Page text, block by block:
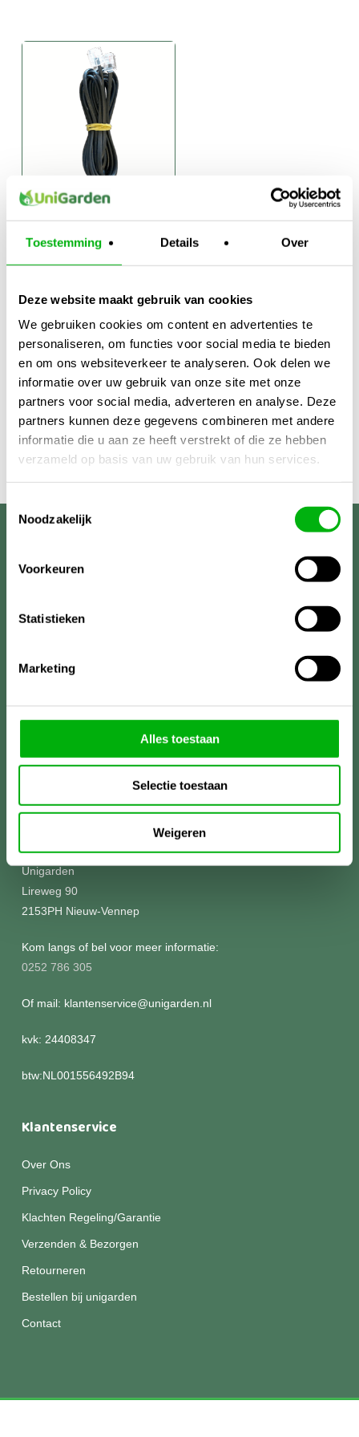
Toestemming Details Over
Deze website maakt gebruik van cookies
We gebruiken cookies om content en advertenties te
personaliseren, om functies voor social media te bieden
en om ons websiteverkeer te analyseren. Ook delen we
informatie over uw gebruik van onze site met onze
partners voor social media, adverteren en analyse. Deze
partners kunnen deze gegevens combineren met andere
informatie die u aan ze heeft verstrekt of die ze hebben
verzameld op basis van uw gebruik van hun services.
Toestemmingsselectie
Noodzakelijk
Voorkeuren
Statistieken
Marketing
Alles toestaan
Selectie toestaan
Weigeren
Luxumol Digital
Interlink Cable
€2,25
tot
€8,95
Unigarden
Lireweg 90
2153PH Nieuw-Vennep
Kom langs of bel voor meer informatie:
0252 786 305
Of mail: klantenservice@unigarden.nl
kvk: 24408347
btw:NL001556492B94
Klantenservice
Over Ons
Privacy Policy
Klachten Regeling/Garantie
Verzenden & Bezorgen
Retourneren
Bestellen bij unigarden
Contact